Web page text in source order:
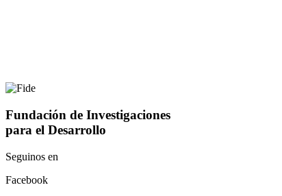
Fundación de Investigaciones
para el Desarrollo
Seguinos en
Facebook